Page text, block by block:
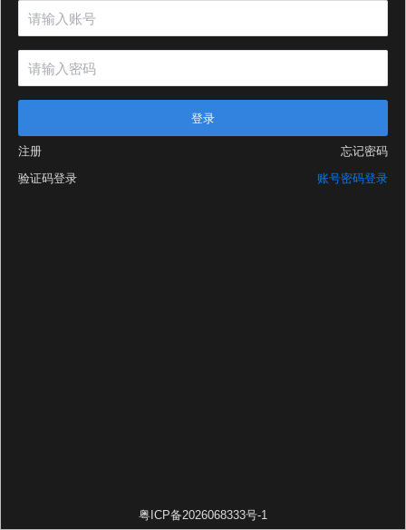
登录
注册
忘记密码
验证码登录
账号密码登录
粤ICP备2026068333号-1